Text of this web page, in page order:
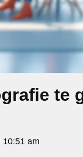
te
10:51 am